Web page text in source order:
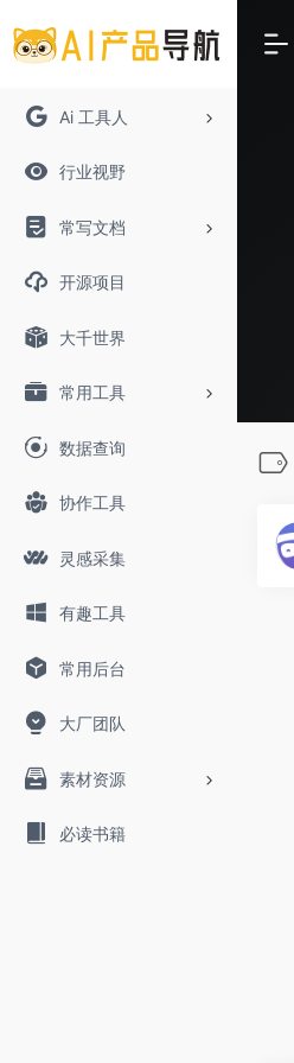
Ai 工具人
行业视野
常写文档
开源项目
大千世界
常用工具
数据查询
协作工具
灵感采集
有趣工具
常用后台
大厂团队
素材资源
必读书籍